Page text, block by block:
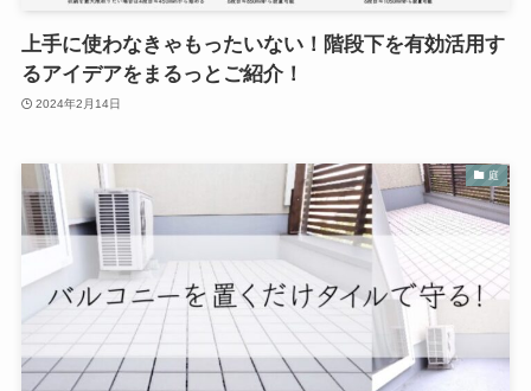
上手に使わなきゃもったいない！階段下を有効活用す
るアイデアをまるっとご紹介！
2024年2月14日
庭